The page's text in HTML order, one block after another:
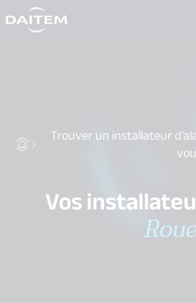
search.label
Trouver un installateur
Vos